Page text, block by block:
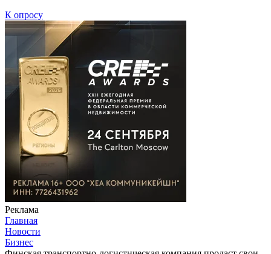
К опросу
Реклама
Главная
Новости
Бизнес